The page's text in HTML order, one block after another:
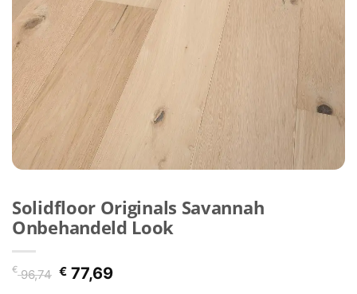
Solidfloor Originals Savannah
Onbehandeld Look
€96,74 Oorspronkelijke
prijs
€77,69Huidige